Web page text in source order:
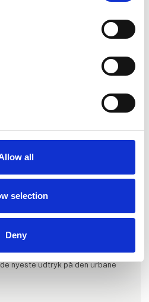
all
selection
Deny
strømninger fra den
udvalgt indenfor denne
at udstille kraftfuld kunst i
og "urban contemporary”, d.v.s.
nyeste udtryk på den urbane